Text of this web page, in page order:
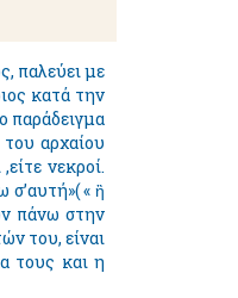
παλεύει με
κατά την
παράδειγμα
αρχαίου
νεκροί.
σ’αυτή»( « ἢ
πάνω στην
του, είναι
τους και η